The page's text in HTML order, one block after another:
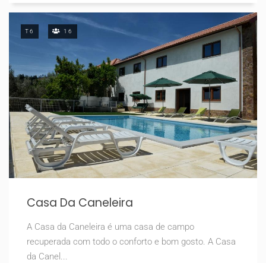
T6 16
Casa Da Caneleira
A Casa da Caneleira é uma casa de campo
recuperada com todo o conforto e bom gosto. A Casa
da Canel...